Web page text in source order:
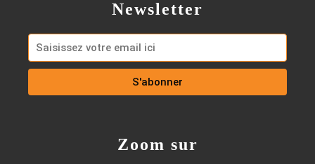
Newsletter
Zoom sur